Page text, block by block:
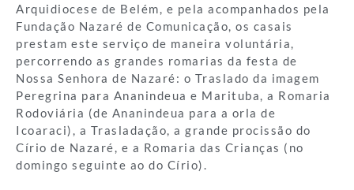
Arquidiocese de Belém, e pela acompanhados pela
Fundação Nazaré de Comunicação, os casais
prestam este serviço de maneira voluntária,
percorrendo as grandes romarias da festa de
Nossa Senhora de Nazaré: o Traslado da imagem
Peregrina para Ananindeua e Marituba, a Romaria
Rodoviária (de Ananindeua para a orla de
Icoaraci), a Trasladação, a grande procissão do
Círio de Nazaré, e a Romaria das Crianças (no
domingo seguinte ao do Círio).